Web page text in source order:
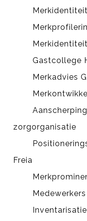
Gastcollege
Merkadvies
zorgorganisatie
Freia